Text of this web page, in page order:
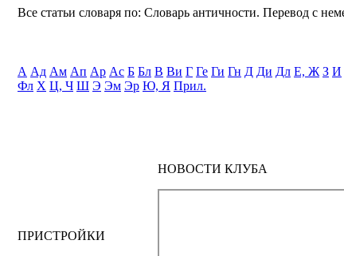
Все статьи словаря по: Словарь античности. Перевод с
А Ад Ам Ап Ар Ас Б Бл В Ви Г Ге Ги Гн Д Ди Дл Е, Ж З И
Фл Х Ц, Ч Ш Э Эм Эр Ю, Я Прил.
ПРИСТРОЙКИ
НОВОСТИ КЛУБА